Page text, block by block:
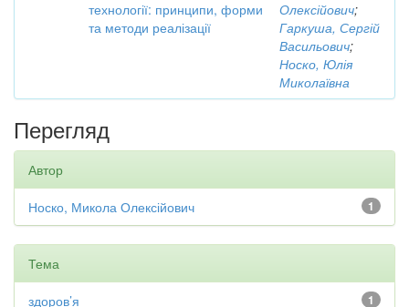
технології: принципи, форми
та методи реалізації
Олексійович;
Гаркуша, Сергій
Васильович;
Носко, Юлія
Миколаївна
Перегляд
Автор
1
Носко, Микола Олексійович
Тема
1
здоров’я